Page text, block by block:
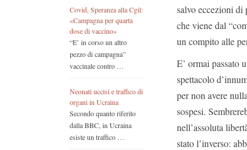
Covid, Speranza alla Cgil:
«Campagna per quarta
dose di vaccino»
“E’ in corso un altro
pezzo di campagna”
vaccinale contro …
Neonati uccisi e traffico di
organi in Ucraina
Secondo quanto riferito
dalla BBC, in Ucraina
esiste un traffico …
salvo eccezioni di
che viene dal
un compito alle
E’ ormai passato
spettacolo
per non avere
sospesi.
nell’assoluta
stato l’inverso: